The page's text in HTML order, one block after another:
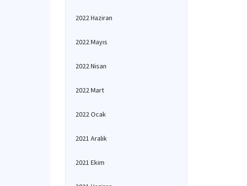
2022 Haziran
2022 Mayıs
2022 Nisan
2022 Mart
2022 Ocak
2021 Aralık
2021 Ekim